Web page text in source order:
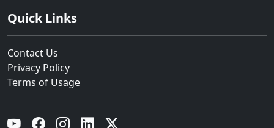
Quick Links
Contact Us
Privacy Policy
Terms of Usage
YouTube Facebook Instagram Linkedin